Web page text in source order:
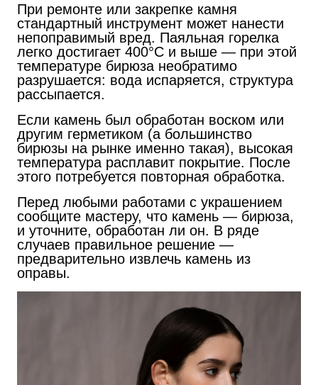
При ремонте или закрепке камня
стандартный инструмент может нанести
непоправимый вред. Паяльная горелка
легко достигает 400°C и выше — при этой
температуре бирюза необратимо
разрушается: вода испаряется, структура
рассыпается.
Если камень был обработан воском или
другим герметиком (а большинство
бирюзы на рынке именно такая), высокая
температура расплавит покрытие. После
этого потребуется повторная обработка.
Перед любыми работами с украшением
сообщите мастеру, что камень — бирюза,
и уточните, обработан ли он. В ряде
случаев правильное решение —
предварительно извлечь камень из
оправы.